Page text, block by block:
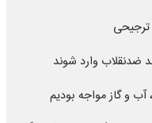
ترجیحی
ضدنقلاب وارد شوند
و گاز مواجه بودیم